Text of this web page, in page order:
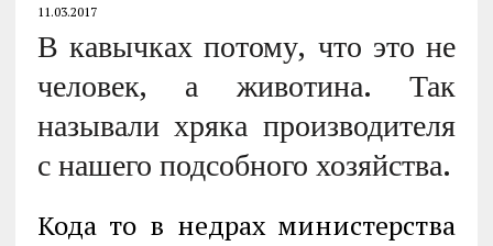
11.03.2017
В кавычках потому, что это не
человек, а животина. Так
называли хряка производителя
с нашего подсобного хозяйства.
Кода то в недрах министерства